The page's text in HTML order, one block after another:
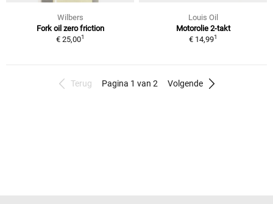
Wilbers
Fork oil zero friction
€ 25,001
Louis Oil
Motorolie 2-takt
€ 14,991
Terug Pagina 1 van 2 Volgende